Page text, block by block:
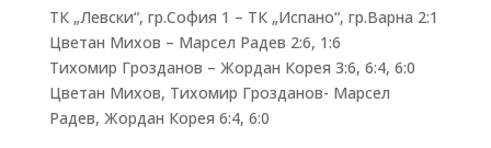
ТК „Левски“, гр.София 1 – ТК „Испано“, гр.Варна 2:1
Цветан Михов – Марсел Радев 2:6, 1:6
Тихомир Грозданов – Жордан Корея 3:6, 6:4, 6:0
Цветан Михов, Тихомир Грозданов- Марсел
Радев, Жордан Корея 6:4, 6:0